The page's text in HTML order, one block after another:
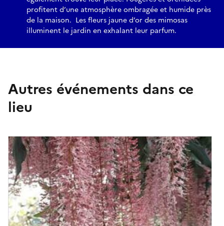
profitent d’une atmosphère ombragée et humide près
de la maison. Les fleurs jaune d’or des mimosas
illuminent le jardin en exhalant leur parfum.
Autres événements dans ce
lieu